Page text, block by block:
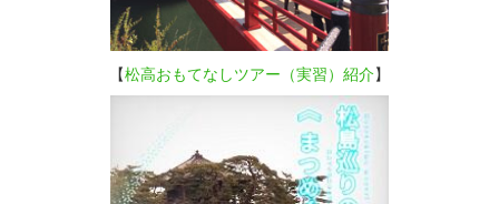
【松高おもてなしツアー（実習）紹介】